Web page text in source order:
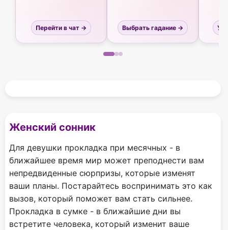
Перейти в чат → Выбрать гадание →
Женский сонник
Для девушки прокладка при месячных - в
ближайшее время мир может преподнести вам
непредвиденные сюрпризы, которые изменят
ваши планы. Постарайтесь воспринимать это как
вызов, который поможет вам стать сильнее.
Прокладка в сумке - в ближайшие дни вы
встретите человека, который изменит ваше